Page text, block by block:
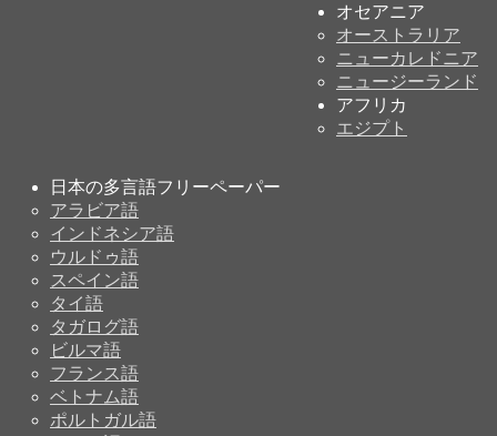
オセアニア
オーストラリア
ニューカレドニア
ニュージーランド
アフリカ
エジプト
日本の多言語フリーペーパー
アラビア語
インドネシア語
ウルドゥ語
スペイン語
タイ語
タガログ語
ビルマ語
フランス語
ベトナム語
ポルトガル語